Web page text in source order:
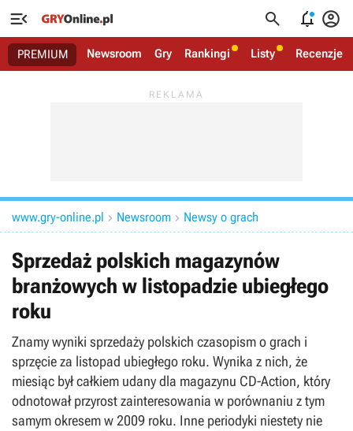
   
PREMIUM Newsroom Gry Rankingi Listy Recenzje
www.gry-online.pl  Newsroom  Newsy o grach
Sprzedaż polskich magazynów
branżowych w listopadzie ubiegłego
roku
Znamy wyniki sprzedaży polskich czasopism o grach i
sprzęcie za listopad ubiegłego roku. Wynika z nich, że
miesiąc był całkiem udany dla magazynu CD-Action, który
odnotował przyrost zainteresowania w porównaniu z tym
samym okresem w 2009 roku. Inne periodyki niestety nie